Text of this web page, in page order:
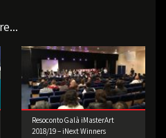
Resoconto Galà iMasterArt
2018/19 – iNext Winners